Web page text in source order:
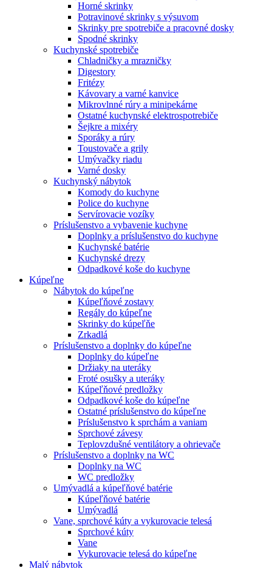
Horné skrinky
Potravinové skrinky s výsuvom
Skrinky pre spotrebiče a pracovné dosky
Spodné skrinky
Kuchynské spotrebiče
Chladničky a mrazničky
Digestory
Fritézy
Kávovary a varné kanvice
Mikrovlnné rúry a minipekárne
Ostatné kuchynské elektrospotrebiče
Šejkre a mixéry
Sporáky a rúry
Toustovače a grily
Umývačky riadu
Varné dosky
Kuchynský nábytok
Komody do kuchyne
Police do kuchyne
Servírovacie vozíky
Príslušenstvo a vybavenie kuchyne
Doplnky a príslušenstvo do kuchyne
Kuchynské batérie
Kuchynské drezy
Odpadkové koše do kuchyne
Kúpeľne
Nábytok do kúpeľne
Kúpeľňové zostavy
Regály do kúpeľne
Skrinky do kúpeľňe
Zrkadlá
Príslušenstvo a doplnky do kúpeľne
Doplnky do kúpeľne
Držiaky na uteráky
Froté osušky a uteráky
Kúpeľňové predložky
Odpadkové koše do kúpeľne
Ostatné príslušenstvo do kúpeľne
Príslušenstvo k sprchám a vaniam
Sprchové závesy
Teplovzdušné ventilátory a ohrievače
Príslušenstvo a doplnky na WC
Doplnky na WC
WC predložky
Umývadlá a kúpeľňové batérie
Kúpeľňové batérie
Umývadlá
Vane, sprchové kúty a vykurovacie telesá
Sprchové kúty
Vane
Vykurovacie telesá do kúpeľne
Malý nábytok